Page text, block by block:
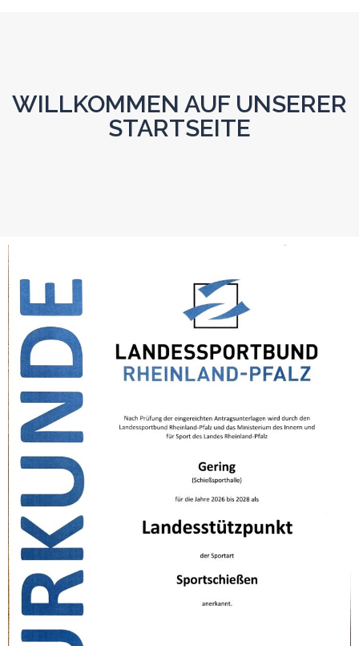
WILLKOMMEN AUF UNSERER
STARTSEITE